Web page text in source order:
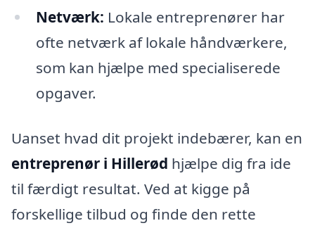
Netværk: Lokale entreprenører har
ofte netværk af lokale håndværkere,
som kan hjælpe med specialiserede
opgaver.
Uanset hvad dit projekt indebærer, kan en
entreprenør i Hillerød hjælpe dig fra ide
til færdigt resultat. Ved at kigge på
forskellige tilbud og finde den rette